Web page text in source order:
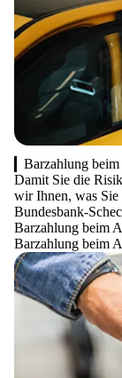
Barzahlung
Damit Sie die
wir Ihnen, was Sie
Bundesbank-
Barzahlung beim
Barzahlung beim